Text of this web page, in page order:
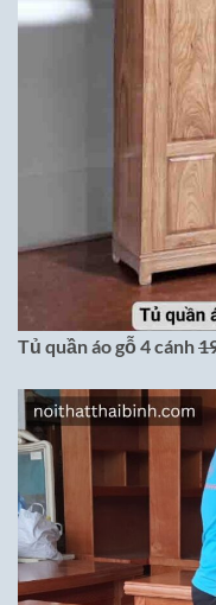
Tủ quần áo gỗ 4 cánh